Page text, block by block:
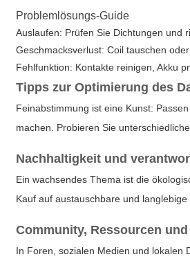
Problemlösungs-Guide
Auslaufen: Prüfen Sie Dichtungen und
Geschmacksverlust: Coil tauschen oder
Fehlfunktion: Kontakte reinigen, Akku
Tipps zur Optimierung des
Feinabstimmung ist eine Kunst:
machen. Probieren Sie
Nachhaltigkeit und
Ein wachsendes Thema ist die
Kauf auf austauschbare und
Community, Ressourcen
In Foren, sozialen Medien und lokalen